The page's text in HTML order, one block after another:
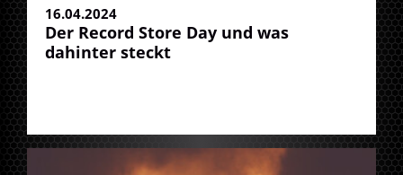
16.04.2024
Der Record Store Day und was
dahinter steckt